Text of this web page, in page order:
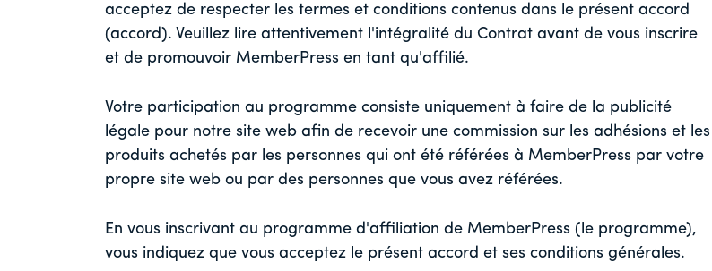
acceptez de respecter les termes et conditions contenus dans le présent accord
(accord). Veuillez lire attentivement l'intégralité du Contrat avant de vous inscrire
et de promouvoir MemberPress en tant qu'affilié.
Votre participation au programme consiste uniquement à faire de la publicité
légale pour notre site web afin de recevoir une commission sur les adhésions et les
produits achetés par les personnes qui ont été référées à MemberPress par votre
propre site web ou par des personnes que vous avez référées.
En vous inscrivant au programme d'affiliation de MemberPress (le programme),
vous indiquez que vous acceptez le présent accord et ses conditions générales.